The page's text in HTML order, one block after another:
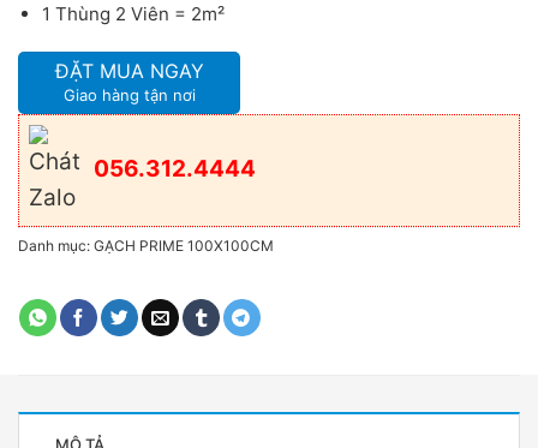
1 Thùng 2 Viên = 2m²
ĐẶT MUA NGAY
Giao hàng tận nơi
056.312.4444
Danh mục: GẠCH PRIME 100X100CM